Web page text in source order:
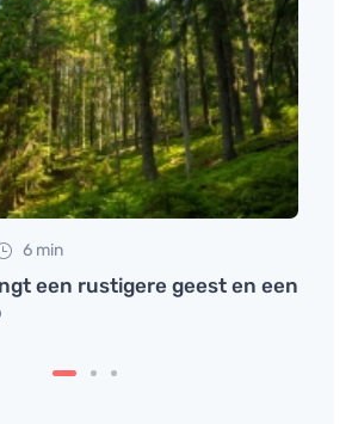
6 min
een rustigere geest en een